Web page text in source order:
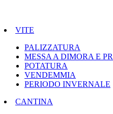
VITE
PALIZZATURA
MESSA A DIMORA E
POTATURA
VENDEMMIA
PERIODO INVERNALE
CANTINA